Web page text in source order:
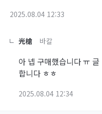
2025.08.04 12:33
光槍 바칼
아 넵 구매했습니다 ㅠ
합니다 ㅎㅎ
2025.08.04 12:34